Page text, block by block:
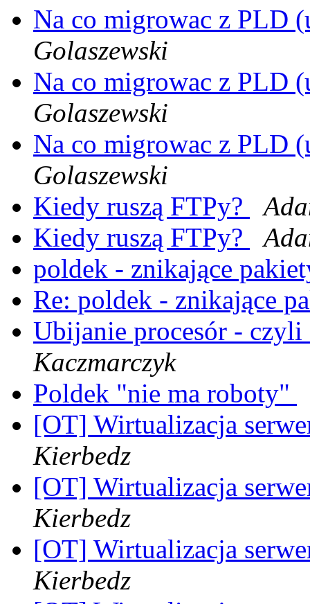
Na co migrowac z PLD
Golaszewski
Na co migrowac z PLD
Golaszewski
Na co migrowac z PLD
Golaszewski
Kiedy ruszą FTPy?
Kiedy ruszą FTPy?
poldek - znikające
Re: poldek - znikające
Ubijanie procesór -
Kaczmarczyk
Poldek "nie ma roboty"
[OT] Wirtualizacja
Kierbedz
[OT] Wirtualizacja
Kierbedz
[OT] Wirtualizacja
Kierbedz